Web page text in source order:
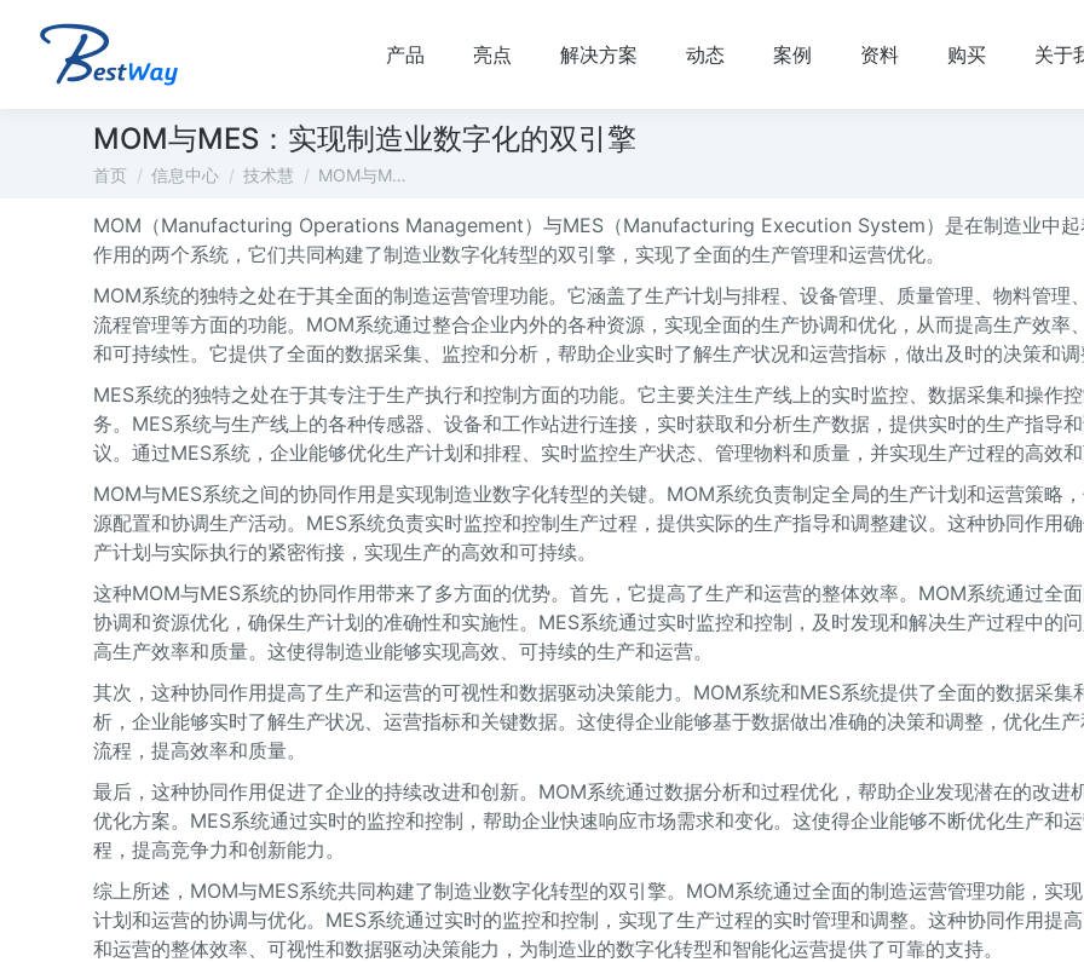
产品 亮点 解决方案 动态 案例 资料 购买 关于
MOM与MES：实现制造业数字化的双引擎
您在这里：
首页 信息中心 技术慧 MOM与M…
MOM（Manufacturing Operations Management）与MES（Manufacturing Execution System）是在制造业中起
作用的两个系统，它们共同构建了制造业数字化转型的双引擎，实现了全面的生产管理和运营优化。
MOM系统的独特之处在于其全面的制造运营管理功能。它涵盖了生产计划与排程、设备管理、质量管理、物料管理
流程管理等方面的功能。MOM系统通过整合企业内外的各种资源，实现全面的生产协调和优化，从而提高生产效率
和可持续性。它提供了全面的数据采集、监控和分析，帮助企业实时了解生产状况和运营指标，做出及时的决策和调
MES系统的独特之处在于其专注于生产执行和控制方面的功能。它主要关注生产线上的实时监控、数据采集和操作
务。MES系统与生产线上的各种传感器、设备和工作站进行连接，实时获取和分析生产数据，提供实时的生产指导
议。通过MES系统，企业能够优化生产计划和排程、实时监控生产状态、管理物料和质量，并实现生产过程的高效和
MOM与MES系统之间的协同作用是实现制造业数字化转型的关键。MOM系统负责制定全局的生产计划和运营策略
源配置和协调生产活动。MES系统负责实时监控和控制生产过程，提供实际的生产指导和调整建议。这种协同作用
产计划与实际执行的紧密衔接，实现生产的高效和可持续。
这种MOM与MES系统的协同作用带来了多方面的优势。首先，它提高了生产和运营的整体效率。MOM系统通过全
协调和资源优化，确保生产计划的准确性和实施性。MES系统通过实时监控和控制，及时发现和解决生产过程中的
高生产效率和质量。这使得制造业能够实现高效、可持续的生产和运营。
其次，这种协同作用提高了生产和运营的可视性和数据驱动决策能力。MOM系统和MES系统提供了全面的数据采集
析，企业能够实时了解生产状况、运营指标和关键数据。这使得企业能够基于数据做出准确的决策和调整，优化生
流程，提高效率和质量。
最后，这种协同作用促进了企业的持续改进和创新。MOM系统通过数据分析和过程优化，帮助企业发现潜在的改进
优化方案。MES系统通过实时的监控和控制，帮助企业快速响应市场需求和变化。这使得企业能够不断优化生产和
程，提高竞争力和创新能力。
综上所述，MOM与MES系统共同构建了制造业数字化转型的双引擎。MOM系统通过全面的制造运营管理功能，实
计划和运营的协调与优化。MES系统通过实时的监控和控制，实现了生产过程的实时管理和调整。这种协同作用提
和运营的整体效率、可视性和数据驱动决策能力，为制造业的数字化转型和智能化运营提供了可靠的支持。